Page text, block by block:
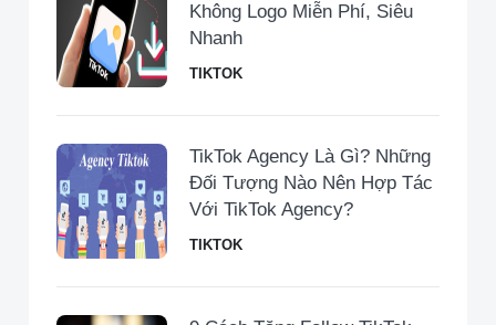
Không Logo Miễn Phí, Siêu
Nhanh
TIKTOK
TikTok Agency Là Gì? Những
Đối Tượng Nào Nên Hợp Tác
Với TikTok Agency?
TIKTOK